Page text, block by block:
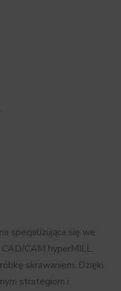
specjalizująca się we
CAM hyperMILL,
skrawaniem. Dzięki
strategiom i